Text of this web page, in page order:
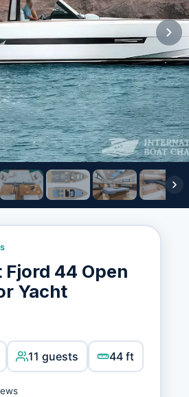
44 Open
Yacht
11 guests 44 ft